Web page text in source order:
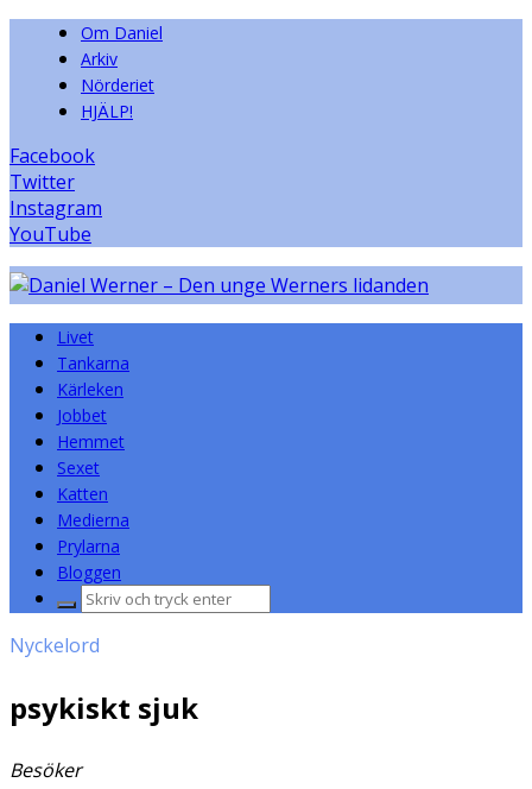
Om Daniel
Arkiv
Nörderiet
HJÄLP!
Facebook
Twitter
Instagram
YouTube
Livet
Tankarna
Kärleken
Jobbet
Hemmet
Sexet
Katten
Medierna
Prylarna
Bloggen
Sök
Nyckelord
psykiskt sjuk
Besöker